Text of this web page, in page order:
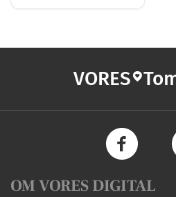
VORES
OM VORES DIGITAL